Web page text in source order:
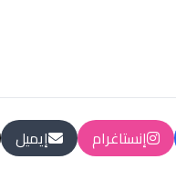
إنستاغرام إيميل